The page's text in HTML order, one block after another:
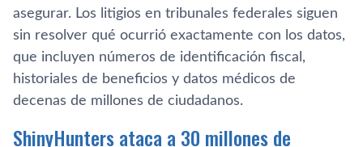
asegurar. Los litigios en tribunales federales siguen
sin resolver qué ocurrió exactamente con los datos,
que incluyen números de identificación fiscal,
historiales de beneficios y datos médicos de
decenas de millones de ciudadanos.
ShinyHunters ataca a 30 millones de